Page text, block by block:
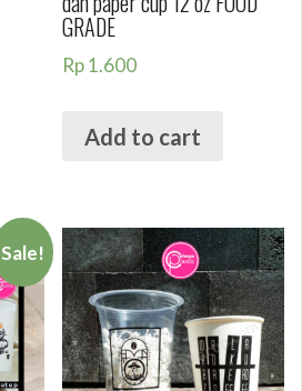
GRADE
Rp1.600
Add to cart
Sale!